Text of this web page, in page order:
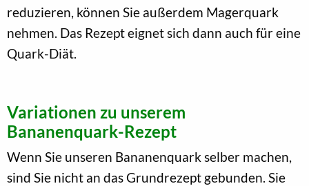
reduzieren, können Sie außerdem Magerquark
nehmen. Das Rezept eignet sich dann auch für eine
Quark-Diät.
Variationen zu unserem
Bananenquark-Rezept
Wenn Sie unseren Bananenquark selber machen,
sind Sie nicht an das Grundrezept gebunden. Sie